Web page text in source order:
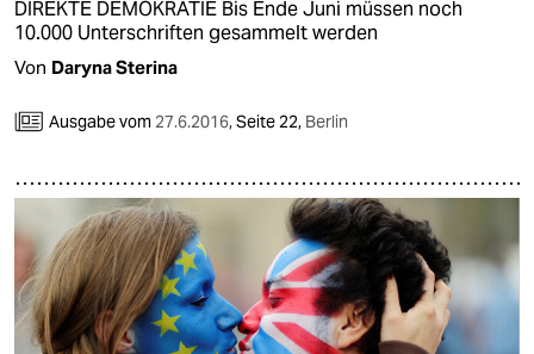
DIREKTE DEMOKRATIE Bis Ende Juni müssen noch
10.000 Unterschriften gesammelt werden
Von Daryna Sterina
Ausgabe vom 27.6.2016,Seite 22, Berlin